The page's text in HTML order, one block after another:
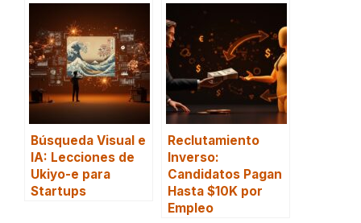
Búsqueda Visual e
IA: Lecciones de
Ukiyo-e para
Startups
Reclutamiento
Inverso:
Candidatos Pagan
Hasta $10K por
Empleo